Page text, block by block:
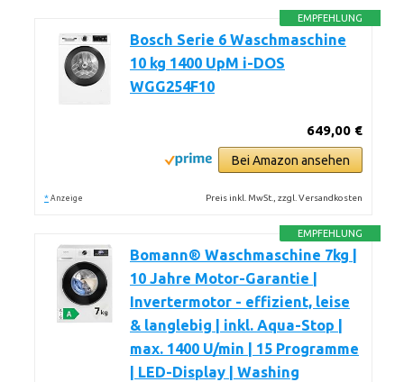
EMPFEHLUNG
Bosch Serie 6 Waschmaschine
10 kg 1400 UpM i-DOS
WGG254F10
649,00 €
Bei Amazon ansehen
* Anzeige Preis inkl. MwSt., zzgl. Versandkosten
EMPFEHLUNG
Bomann® Waschmaschine 7kg |
10 Jahre Motor-Garantie |
Invertermotor - effizient, leise
& langlebig | inkl. Aqua-Stop |
max. 1400 U/min | 15 Programme
| LED-Display | Washing